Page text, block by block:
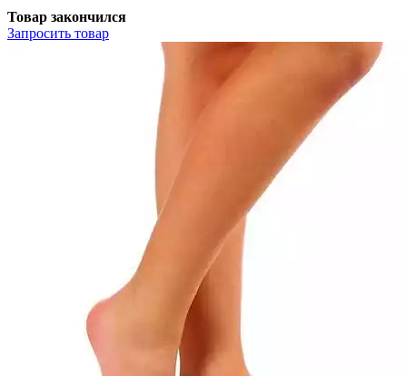
Товар закончился
Запросить товар